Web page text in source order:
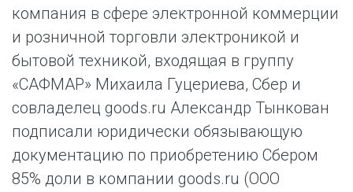
компания в сфере электронной коммерции
и розничной торговли электроникой и
бытовой техникой, входящая в группу
«САФМАР» Михаила Гуцериева, Сбер и
совладелец goods.ru Александр Тынкован
подписали юридически обязывающую
документацию по приобретению Сбером
85% доли в компании goods.ru (ООО